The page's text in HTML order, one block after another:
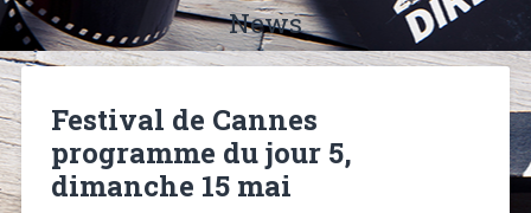
News
Festival de Cannes
programme du jour 5,
dimanche 15 mai